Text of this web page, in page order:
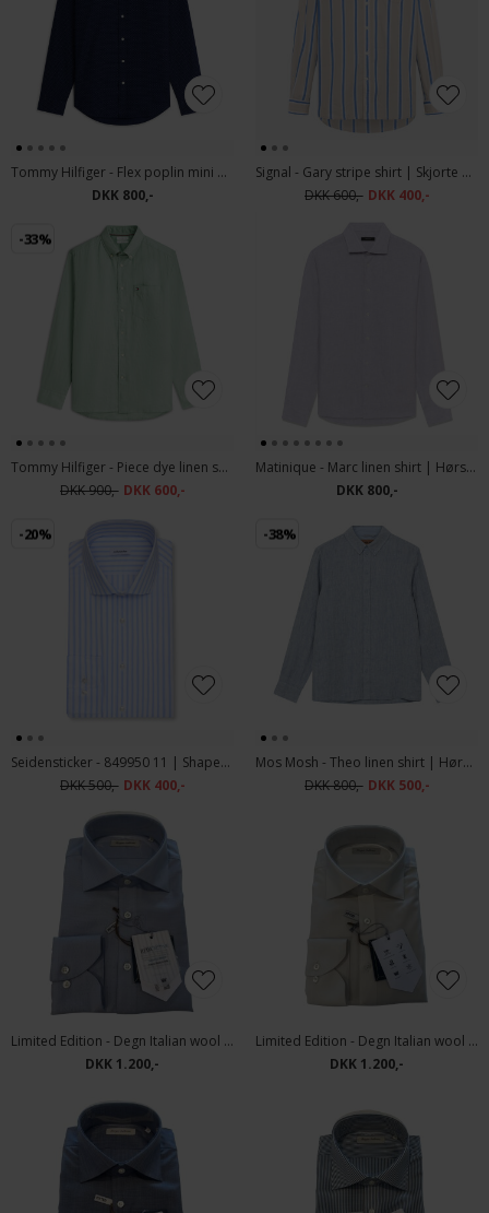
Tommy Hilfiger - Flex poplin mini print | Skjorte Carbon Navy
DKK 800,-
Signal - Gary stripe shirt | Skjorte Warm Beige
DKK 600,- DKK 400,-
-33%
Tommy Hilfiger - Piece dye linen shirt | Hørskjorte Cut Grass
DKK 900,- DKK 600,-
Matinique - Marc linen shirt | Hørskjorte Lavender Aura
DKK 800,-
-20%
Seidensticker - 849950 11 | Shaped fit Skjorte Light Blue
DKK 500,- DKK 400,-
-38%
Mos Mosh - Theo linen shirt | Hørskjorte Light Blue Mel
DKK 800,- DKK 500,-
Limited Edition - Degn Italian wool | Uld Skjorte 999 Lyseblå
DKK 1.200,-
Limited Edition - Degn Italian wool | Uld Skjorte 999 Ecru
DKK 1.200,-